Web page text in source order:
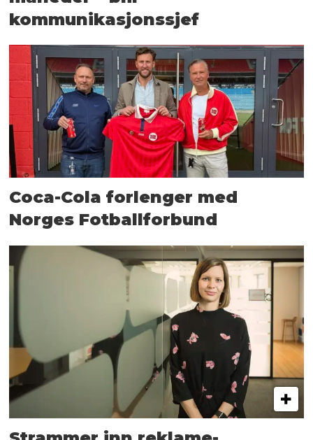
kommunikasjonssjef
Coca-Cola forlenger med
Norges Fotballforbund